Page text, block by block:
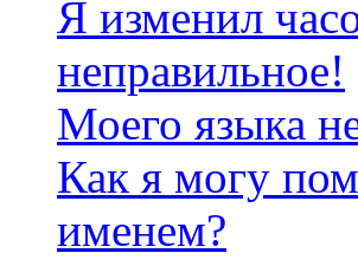
Я изменил
неправильное!
Моего языка
Как я могу
именем?